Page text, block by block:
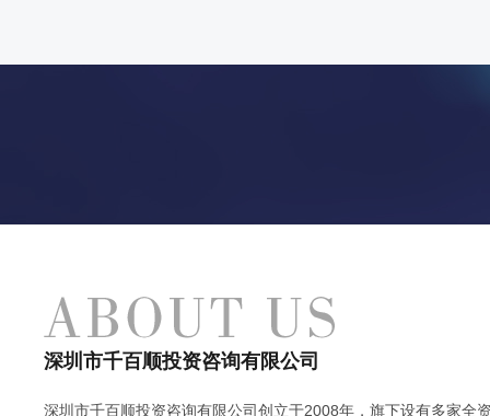
深圳市千百顺投资咨询有限公司
深圳市千百顺投资咨询有限公司创立于2008年，旗下设有多家全